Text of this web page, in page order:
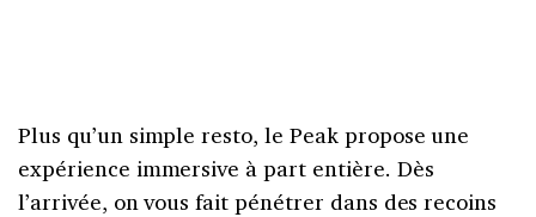
Plus qu’un simple resto, le Peak propose une
expérience immersive à part entière. Dès
l’arrivée, on vous fait pénétrer dans des recoins